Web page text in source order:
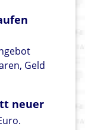
Geld
neuer